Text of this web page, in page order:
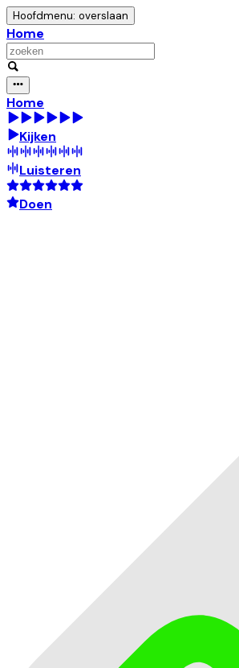
Hoofdmenu: overslaan
Home
Home
Kijken
Luisteren
Doen